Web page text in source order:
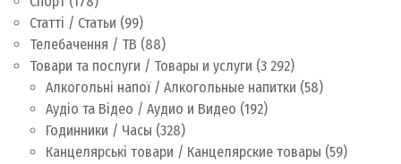
Статті / Статьи (99)
Телебачення / ТВ (88)
Товари та послуги / Товары и услуги (3 292)
Алкогольні напої / Алкогольные напитки (58)
Аудіо та Відео / Аудио и Видео (192)
Годинники / Часы (328)
Канцелярські товари / Канцелярские товары (59)